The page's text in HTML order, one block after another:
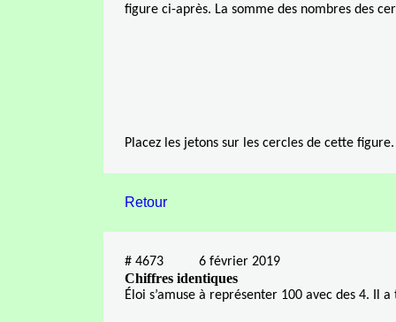
figure ci-après. La somme des nombres des
Placez les jetons sur les cercles de cette
Retour
# 4673 6 février 2019
Chiffres identiques
Éloi s’amuse à représenter 100 avec des 4. Il